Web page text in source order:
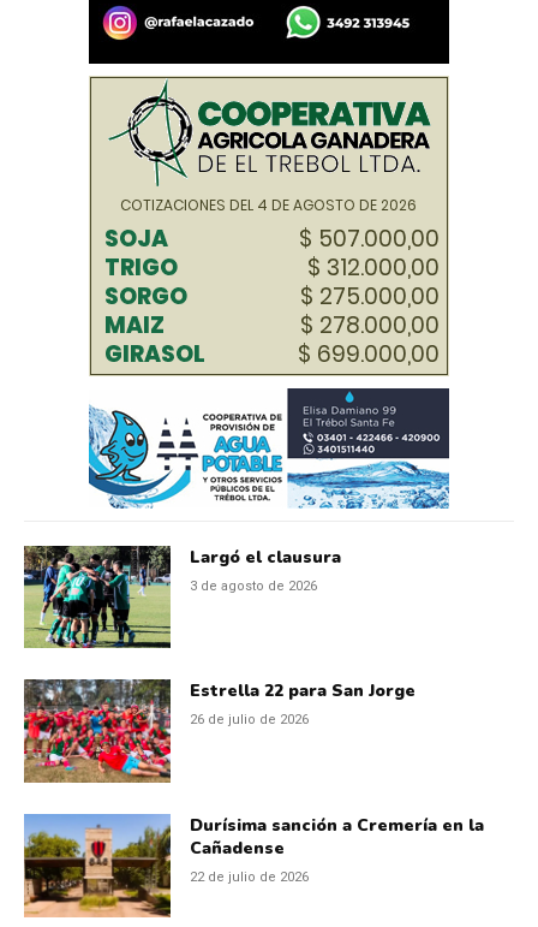
Largó el clausura
3 de agosto de 2026
Estrella 22 para San Jorge
26 de julio de 2026
Durísima sanción a Cremería en la
Cañadense
22 de julio de 2026